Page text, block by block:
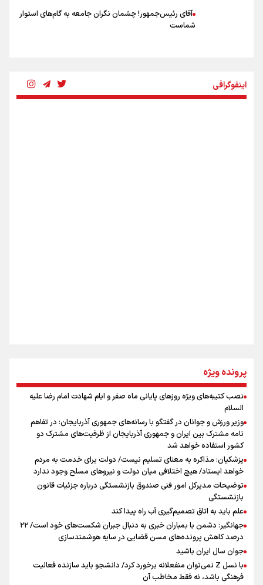
آقای رئیس‌جمهور! چشمان نگران جامعه به گام‌های استوار
شماست
جمله‌ای که بغض چهارماهه را شکست؛ «آهای مردم، آقا از
تهران رفتند»
سه حسرتی که به دلم ماند
اینفوگرافی
اینفو برنا / توصیه‌هایی طلایی برای پیاده روی اربعین
اینفو برنا / جدول کامل فاصله مرز شلمچه تا شهرهای زیارتی
عراق
پرونده ویژه
نصب کتیبه‌های ویژه روزهای پایانی ماه صفر و ایام شهادت امام رضا علیه
السلام
وزیر ورزش و جوانان در گفتگو با رسانه‌های جمهوری آذربایجان: در تفاهم
نامه مشترک بین ایران و جمهوری آذربایجان از ظرفیت‌های مشترک دو
کشور استفاده خواهد شد
پزشکیان: مذاکره به معنای تسلیم نیست/ دولت برای خدمت به مردم
خواهد ایستاد/ هیچ اختلافی میان دولت و نیروهای مسلح وجود ندارد
توضیحات مدیرکل امور فنی صندوق بازنشستگی درباره جزئیات قانون
بازنشستگی
علم باید به اتاق تصمیم‌گیری آب راه پیدا کند
جهانگیر: دشمن با بمباران خبری به دنبال جبران شکست‌های خود است/ ۲۲
درصد کاهش پرونده‌های مسن قضایی در سایه هوشمندسازی
جوان سال ایران باشید
با نسل Z نمی‌توان منفعلانه برخورد کرد/ دانشجو باید سازنده فعالیت
فرهنگی باشد، نه فقط مخاطب آن